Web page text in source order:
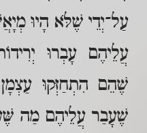
עַל־יְדֵי שֶׁלֹּא הָיוּ
עֲלֵיהֶם עָבְרוּ
שֶׁהֵם הִתְחַזְּקוּ
שֶׁעָבַר עֲלֵיהֶם מַה